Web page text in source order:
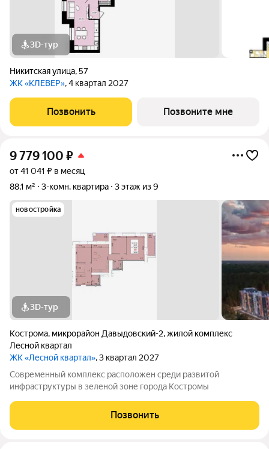
3D-тур
Никитская улица,57
ЖК «КЛЕВЕР», 4 квартал 2027
Позвонить Позвоните мне
9 779 100 ₽
от 41 041 ₽ в месяц
88,1 м²
3-комн. квартира 3 этаж из 9
новостройка
3D-тур
Кострома, микрорайон Давыдовский-2,жилой комплекс
Лесной квартал
ЖК «Лесной квартал», 3 квартал 2027
Современный комплекс расположен среди развитой
инфраструктуры в зеленой зоне города Костромы
Позвонить